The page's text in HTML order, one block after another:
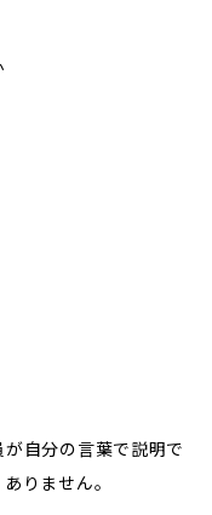
自分の言葉で説明で
りません。